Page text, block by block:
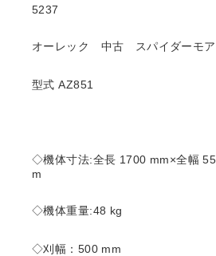
5237
オーレック 中古 スパイダーモア
型式 AZ851
◇機体寸法:全長 1700 mm×全幅
m
◇機体重量:48 kg
◇刈幅：500 mm